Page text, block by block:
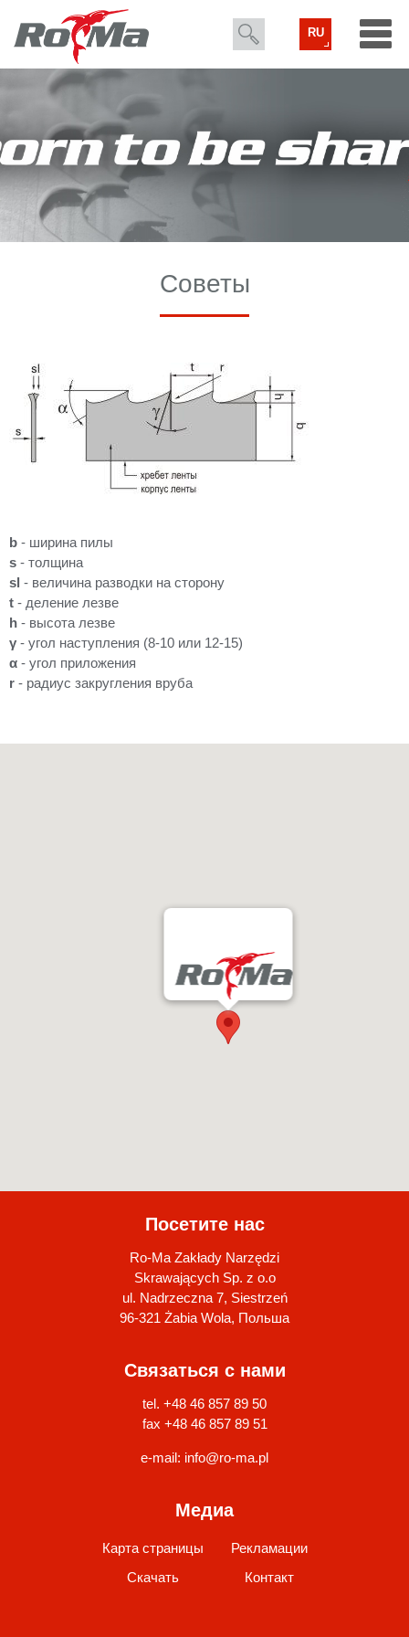
RU
Советы
b - ширина пилы
s - толщина
sl - величина разводки на сторону
t - деление лезве
h - высота лезве
γ - угол наступления (8-10 или 12-15)
α - угол приложения
r - радиус закругления вруба
Посетите нас
Ro-Ma Zakłady Narzędzi
Skrawających Sp. z o.o
ul. Nadrzeczna 7, Siestrzeń
96-321 Żabia Wola, Польша
Связаться с нами
tel. +48 46 857 89 50
fax +48 46 857 89 51
e-mail: info@ro-ma.pl
Медиа
Карта страницы
Скачать
Рекламации
Контакт